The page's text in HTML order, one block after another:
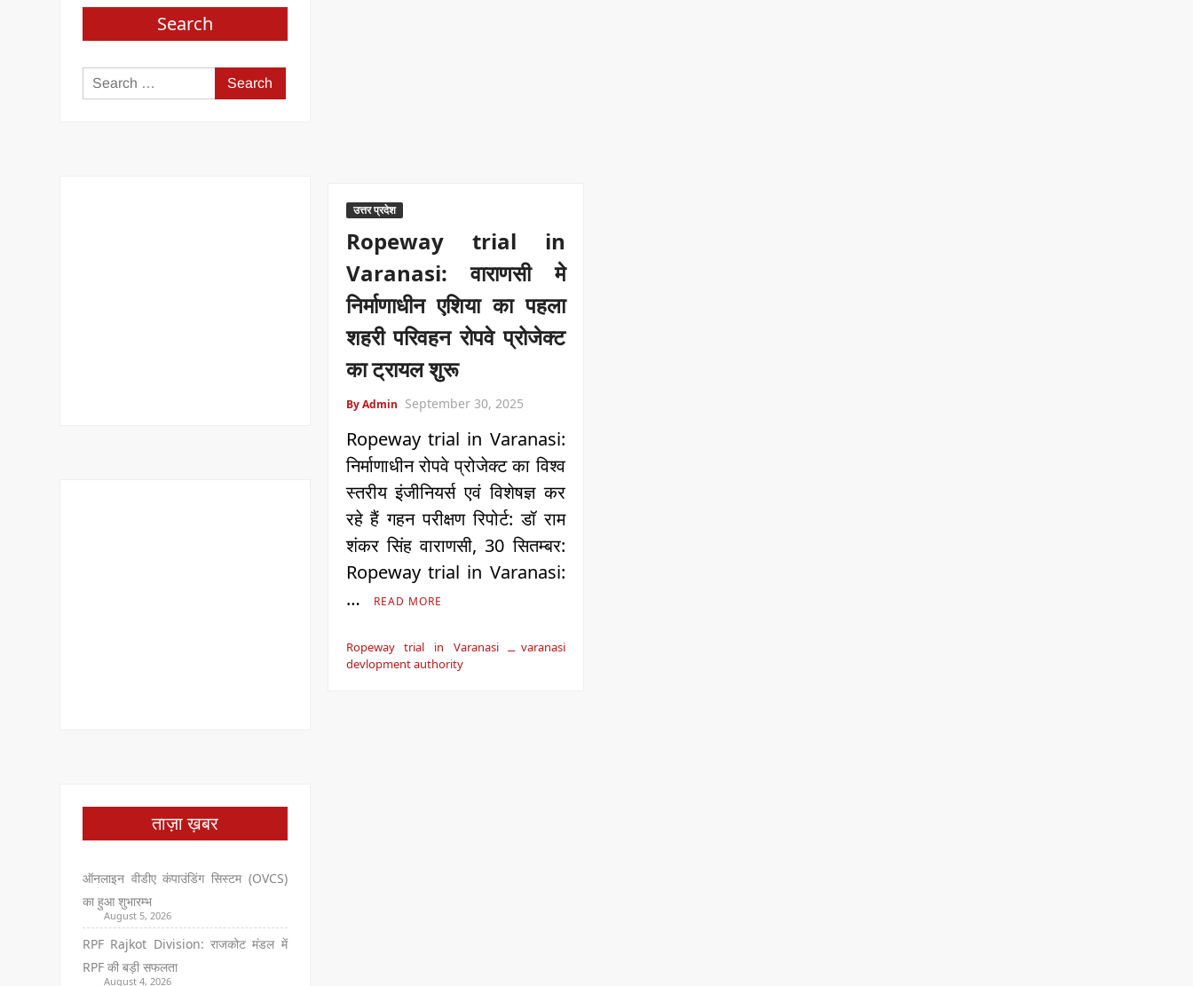
उत्तर प्रदेश
Ropeway trial in
Varanasi: वाराणसी मे
निर्माणाधीन एशिया का पहला
शहरी परिवहन रोपवे प्रोजेक्ट
का ट्रायल शुरू
By Admin September 30, 2025
Ropeway trial in Varanasi:
निर्माणाधीन रोपवे प्रोजेक्ट का विश्व
स्तरीय इंजीनियर्स एवं विशेषज्ञ कर
रहे हैं गहन परीक्षण रिपोर्ट: डॉ राम
शंकर सिंह वाराणसी, 30 सितम्बर:
Ropeway trial in Varanasi:
…
READ MORE
Ropeway trial in Varanasi
varanasi
devlopment authority
Search
Search
for:
ताज़ा ख़बर
ऑनलाइन वीडीए कंपाउंडिंग सिस्टम (OVCS)
का हुआ शुभारम्भ
August 5, 2026
RPF Rajkot Division: राजकोट मंडल में
RPF की बड़ी सफलता
August 4, 2026